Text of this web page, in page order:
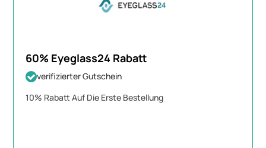
60% Eyeglass24 Rabatt
verifizierter Gutschein
10% Rabatt Auf Die Erste Bestellung